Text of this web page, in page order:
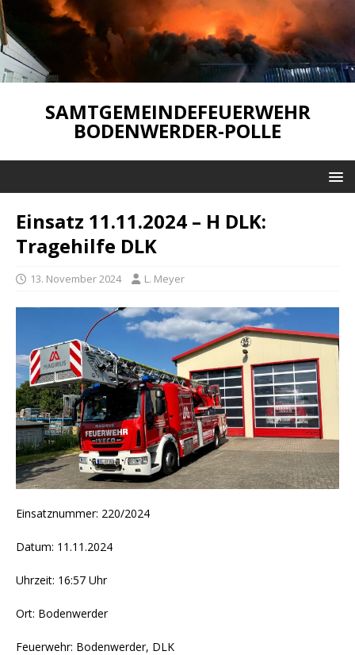
SAMTGEMEINDEFEUERWEHR
BODENWERDER-POLLE
Einsatz 11.11.2024 – H DLK:
Tragehilfe DLK
13. November 2024 L. Meyer
Einsatznummer: 220/2024
Datum: 11.11.2024
Uhrzeit: 16:57 Uhr
Ort: Bodenwerder
Feuerwehr: Bodenwerder, DLK